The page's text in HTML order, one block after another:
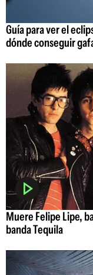
Guía para ver el
dónde conseguir
Muere Felipe Lipe,
banda Tequila